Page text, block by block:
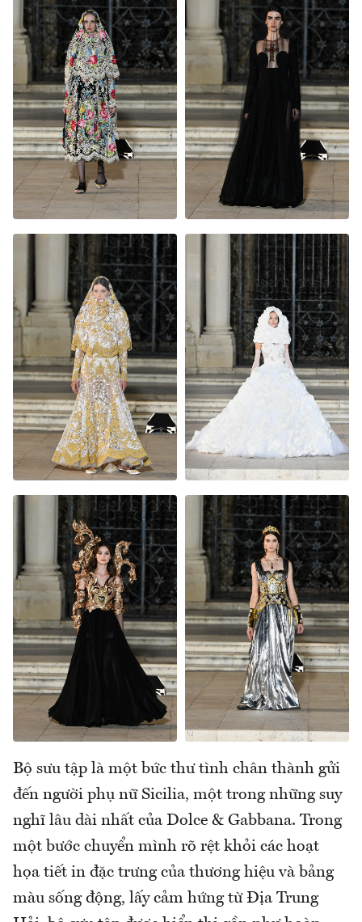
Bộ sưu tập là một bức thư tình chân thành gửi
đến người phụ nữ Sicilia, một trong những suy
nghĩ lâu dài nhất của Dolce & Gabbana. Trong
một bước chuyển mình rõ rệt khỏi các hoạt
họa tiết in đặc trưng của thương hiệu và bảng
màu sống động, lấy cảm hứng từ Địa Trung